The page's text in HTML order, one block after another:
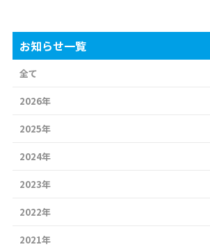
お知らせ一覧
全て
2026年
2025年
2024年
2023年
2022年
2021年